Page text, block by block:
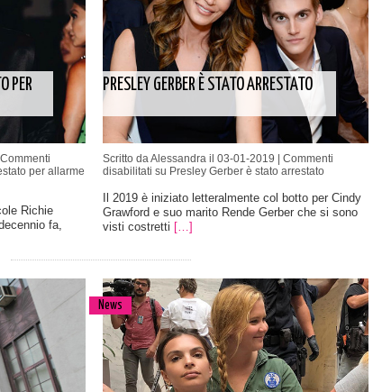
PER
Commenti
per allarme
Richie
fa,
PRESLEY GERBER È STATO ARRESTATO
Scritto da Alessandra il 03-01-2019 | Commenti
disabilitati su Presley Gerber è stato arrestato
Il 2019 è iniziato letteralmente col botto per Cindy
Grawford e suo marito Rende Gerber che si sono
visti costretti […]
News